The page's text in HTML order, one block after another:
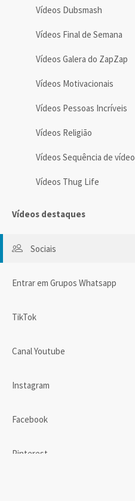
Vídeos Dubsmash
Vídeos Final de Semana
Vídeos Galera do ZapZap
Vídeos Motivacionais
Vídeos Pessoas Incríveis
Vídeos Religião
Vídeos Sequência de
Vídeos Thug Life
Vídeos destaques
Sociais
Entrar em Grupos Whatsapp
TikTok
Canal Youtube
Instagram
Facebook
Pinterest